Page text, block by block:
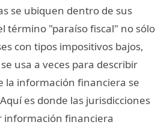
se ubiquen dentro de sus
término "paraíso fiscal" no sólo
con tipos impositivos bajos,
usa a veces para describir
la información financiera se
es donde las jurisdicciones
información financiera